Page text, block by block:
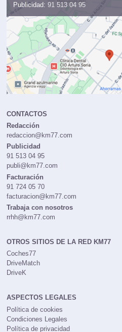
Publicidad: 91 513 04 95
CONTACTOS
Redacción
redaccion@km77.com
Publicidad
91 513 04 95
publi@km77.com
Facturación
91 724 05 70
facturacion@km77.com
Trabaja con nosotros
rrhh@km77.com
OTROS SITIOS DE LA RED KM77
Coches77
DriveMatch
DriveK
ASPECTOS LEGALES
Política de cookies
Condiciones Legales
Política de privacidad